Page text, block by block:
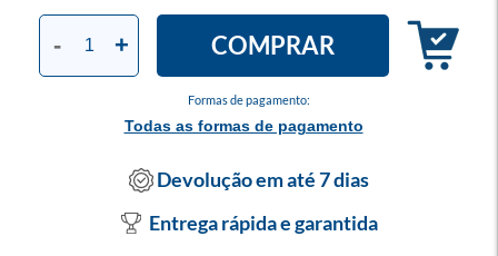
Formas de pagamento:
Todas as formas de pagamento
- + COMPRAR
Devolução em até 7 dias
Entrega rápida e garantida